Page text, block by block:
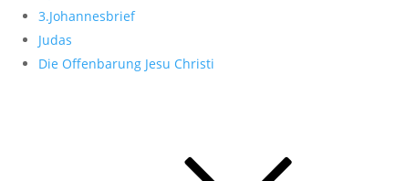
3.Johannesbrief
Judas
Die Offenbarung Jesu Christi